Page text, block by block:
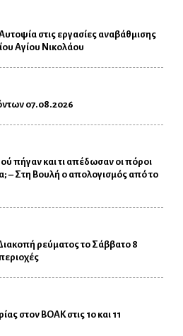
στις εργασίες αναβάθμισης
Αγίου Νικολάου
07.08.2026
πήγαν και τι απέδωσαν οι πόροι
– Στη Βουλή ο απολογισμός από το
ρεύματος το Σάββατο 8
στον ΒΟΑΚ στις 10 και 11